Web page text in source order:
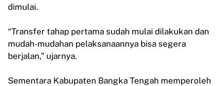
dimulai.
“Transfer tahap pertama sudah mulai dilakukan dan
mudah-mudahan pelaksanaannya bisa segera
berjalan,” ujarnya.
Sementara Kabupaten Bangka Tengah memperoleh